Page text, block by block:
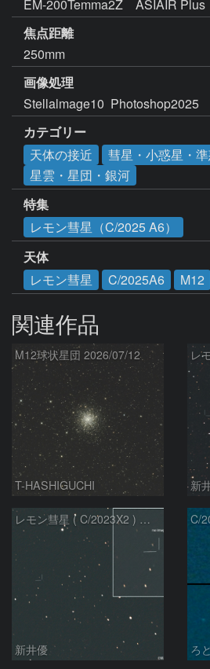
EM-200Temma2Z　ASIAIR
焦点距離
250mm
画像処理
Stellalmage10  Photoshop2025
カテゴリー
天体の接近
彗星・小惑星・
星雲・星団・銀河
特集
レモン彗星（C/2025 A6）
天体
レモン彗星
C/2025A6 M12
関連作品
M12球状星団 2026/07/12
T-HASHIGUCHI 新
レモン彗星 ( C/2023X2 ) の予報位置：2026/05/29
新井優
C/
ろ